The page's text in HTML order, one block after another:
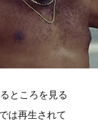
ところを見る
は再生されて